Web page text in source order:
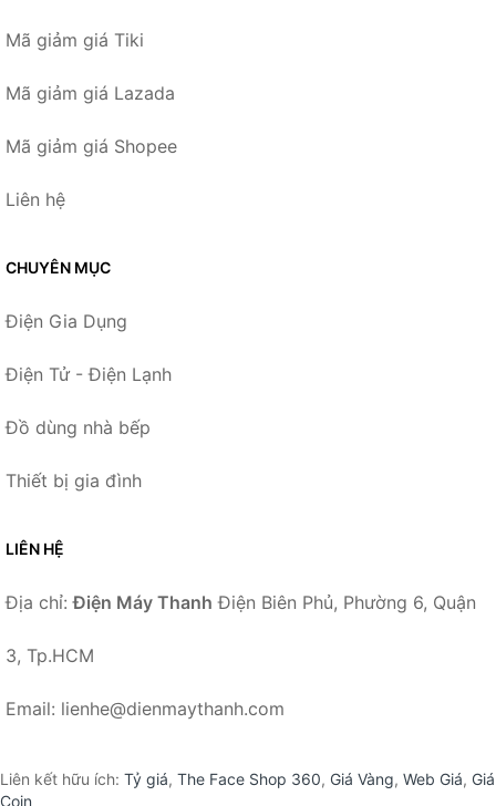
Mã giảm giá Tiki
Mã giảm giá Lazada
Mã giảm giá Shopee
Liên hệ
CHUYÊN MỤC
Điện Gia Dụng
Điện Tử - Điện Lạnh
Đồ dùng nhà bếp
Thiết bị gia đình
LIÊN HỆ
Địa chỉ:Điện Máy Thanh Điện Biên Phủ, Phường 6, Quận
3, Tp.HCM
Email: lienhe@dienmaythanh.com
Liên kết hữu ích: Tỷ giá, The Face Shop 360, Giá Vàng, Web Giá, Giá
Coin